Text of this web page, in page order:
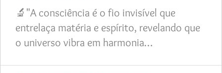
🔬"A consciência é o fio invisível que
entrelaça matéria e espírito, revelando que
o universo vibra em harmonia…